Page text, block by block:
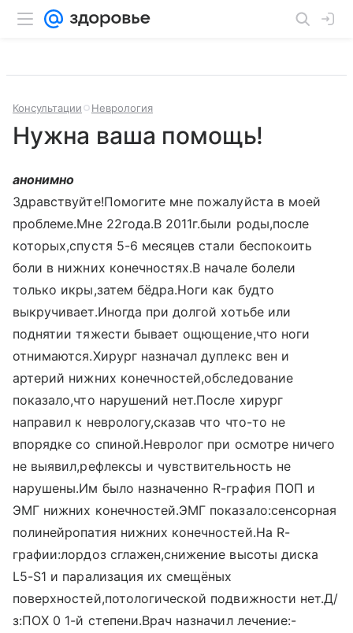
Консультации Неврология
Нужна ваша помощь!
анонимно
Здравствуйте!Помогите мне пожалуйста в моей
проблеме.Мне 22года.В 2011г.были роды,после
которых,спустя 5-6 месяцев стали беспокоить
боли в нижних конечностях.В начале болели
только икры,затем бёдра.Ноги как будто
выкручивает.Иногда при долгой хотьбе или
поднятии тяжести бывает ощющение,что ноги
отнимаются.Хирург назначал дуплекс вен и
артерий нижних конечностей,обследование
показало,что нарушений нет.После хирург
направил к неврологу,сказав что что-то не
впорядке со спиной.Невролог при осмотре ничего
не выявил,рефлексы и чувствительность не
нарушены.Им было назначенно R-графия ПОП и
ЭМГ нижних конечностей.ЭМГ показало:сенсорная
полинейропатия нижних конечностей.На R-
графии:лордоз сглажен,снижение высоты диска
L5-S1 и парализация их смещёных
поверхностей,потологической подвижности нет.Д/
з:ПОХ 0 1-й степени.Врач назначил лечение:-